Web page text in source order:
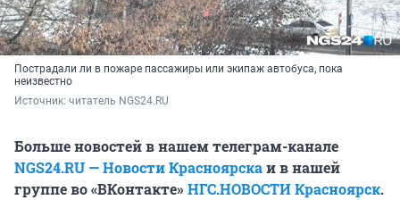
Пострадали ли в пожаре пассажиры или экипаж автобуса, пока
неизвестно
Источник: читатель NGS24.RU
Больше новостей в нашем телеграм-канале
NGS24.RU — Новости Красноярскаи в нашей
группе во «ВКонтакте»НГС.НОВОСТИ Красноярск.